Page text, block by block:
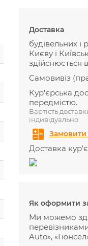
Доставка
будівельних і
Києву і
здійснюється
Самовивіз
Кур'єрська
передмістю.
Вартість
індивідуально
Доставка
Як оформити
Ми можемо
Auto»,